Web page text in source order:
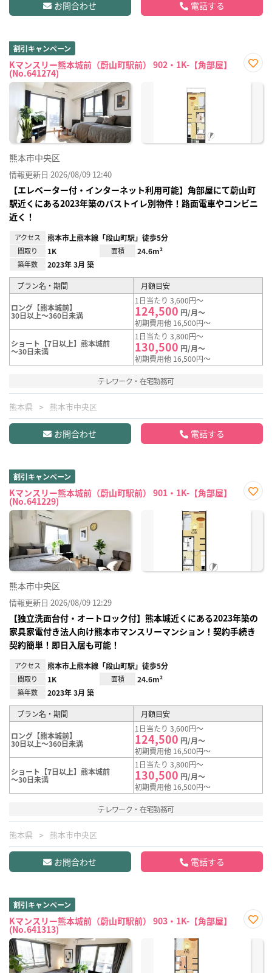
お問合わせ 電話する
割引キャンペーン
Kマンスリー熊本城前（蔚山町駅前） 902・1K-【角部屋】
(No.641274)
に入
熊本市中央区
情報更新日 2026/08/09 12:40
【エレベーター付・インターネット利用可能】角部屋にて蔚山町
駅近くにある2023年築のバストイレ別物件！路面電車やコンビニ
近く！
アクセス 熊本市上熊本線「段山町駅」徒歩5分
間取り 1K 面積 24.6m²
築年数 2023年 3月 築
プラン名・期間 月額目安
ロング【熊本城前】
30日以上～360日未満
1日当たり 3,600円～
124,500 円/月～
初期費用他 16,500円～
ショート【7日以上】熊本城前
～30日未満
1日当たり 3,800円～
130,500 円/月～
初期費用他 16,500円～
テレワーク・在宅勤務可
熊本県 熊本市中央区
お問合わせ 電話する
割引キャンペーン
Kマンスリー熊本城前（蔚山町駅前） 901・1K-【角部屋】
(No.641229)
に入
熊本市中央区
情報更新日 2026/08/09 12:29
【独立洗面台付・オートロック付】熊本城近くにある2023年築の
家具家電付き法人向け熊本市マンスリーマンション！契約手続き
契約簡単！即日入居も可能！
アクセス 熊本市上熊本線「段山町駅」徒歩5分
間取り 1K 面積 24.6m²
築年数 2023年 3月 築
プラン名・期間 月額目安
ロング【熊本城前】
30日以上～360日未満
1日当たり 3,600円～
124,500 円/月～
初期費用他 16,500円～
ショート【7日以上】熊本城前
～30日未満
1日当たり 3,800円～
130,500 円/月～
初期費用他 16,500円～
テレワーク・在宅勤務可
熊本県 熊本市中央区
お問合わせ 電話する
割引キャンペーン
Kマンスリー熊本城前（蔚山町駅前） 903・1K-【角部屋】
(No.641313)
に入